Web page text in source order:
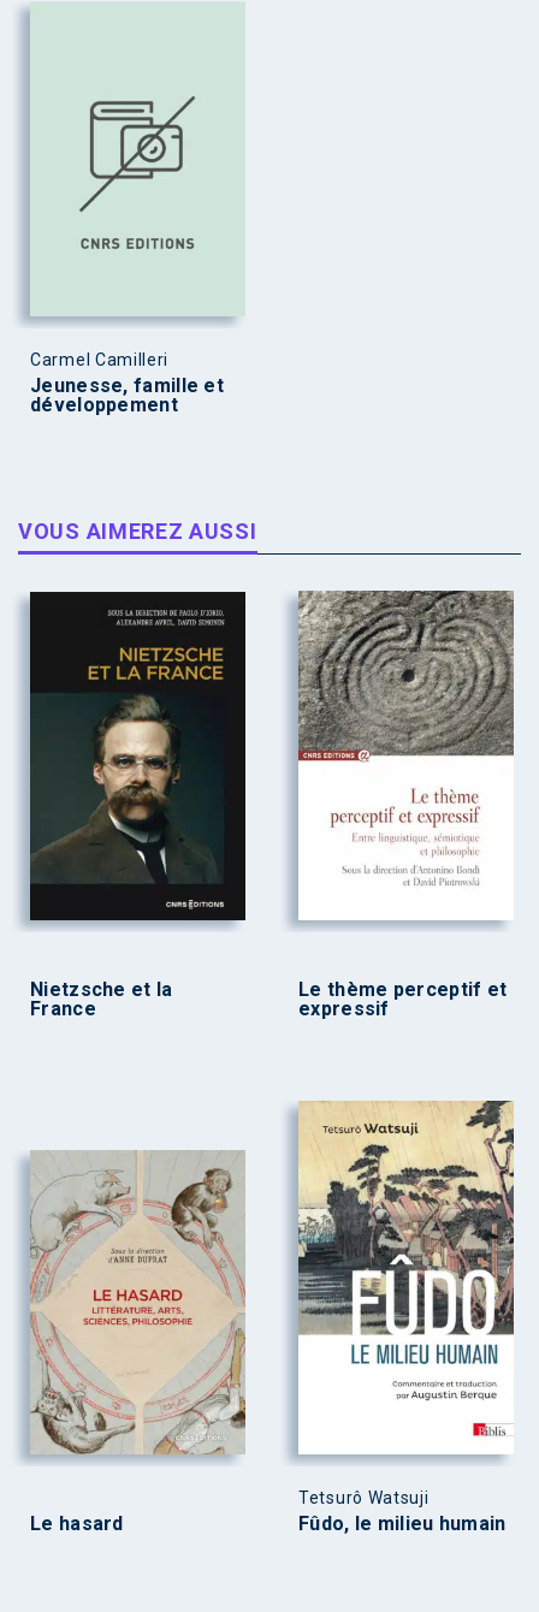
Carmel Camilleri
Jeunesse, famille et
développement
VOUS AIMEREZ AUSSI
Nietzsche et la
France
Le thème perceptif et
expressif
Le hasard
Tetsurô Watsuji
Fûdo, le milieu humain